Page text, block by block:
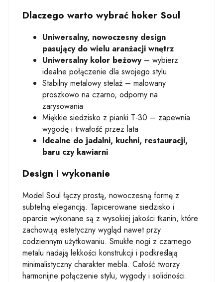
Dlaczego warto wybrać hoker Soul
Uniwersalny, nowoczesny design
pasujący do wielu aranżacji wnętrz
Uniwersalny kolor beżowy– wybierz
idealne połączenie dla swojego stylu
Stabilny metalowy stelaż – malowany
proszkowo na czarno, odporny na
zarysowania
Miękkie siedzisko z pianki T-30 – zapewnia
wygodę i trwałość przez lata
Idealne do jadalni, kuchni, restauracji,
baru czy kawiarni
Design i wykonanie
Model Soul łączy prostą, nowoczesną formę z
subtelną elegancją. Tapicerowane siedzisko i
oparcie wykonane są z wysokiej jakości tkanin, które
zachowują estetyczny wygląd nawet przy
codziennym użytkowaniu. Smukłe nogi z czarnego
metalu nadają lekkości konstrukcji i podkreślają
minimalistyczny charakter mebla. Całość tworzy
harmonijne połączenie stylu, wygody i solidności.